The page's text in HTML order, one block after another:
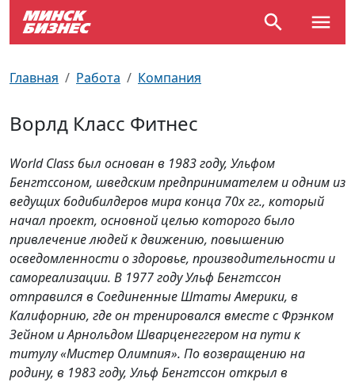
Главная Работа Компания
Ворлд Класс Фитнес
World Class был основан в 1983 году, Ульфом
Бенгтссоном, шведским предпринимателем и одним из
ведущих бодибилдеров мира конца 70х гг., который
начал проект, основной целью которого было
привлечение людей к движению, повышению
осведомленности о здоровье, производительности и
самореализации. В 1977 году Ульф Бенгтссон
отправился в Соединенные Штаты Америки, в
Калифорнию, где он тренировался вместе с Фрэнком
Зейном и Арнольдом Шварценеггером на пути к
титулу «Мистер Олимпия». По возвращению на
родину, в 1983 году, Ульф Бенгтссон открыл в
Улицы Минска
Производственный календарь
Документы для ЗАГСа
Пробки на дорогах
Самолеты